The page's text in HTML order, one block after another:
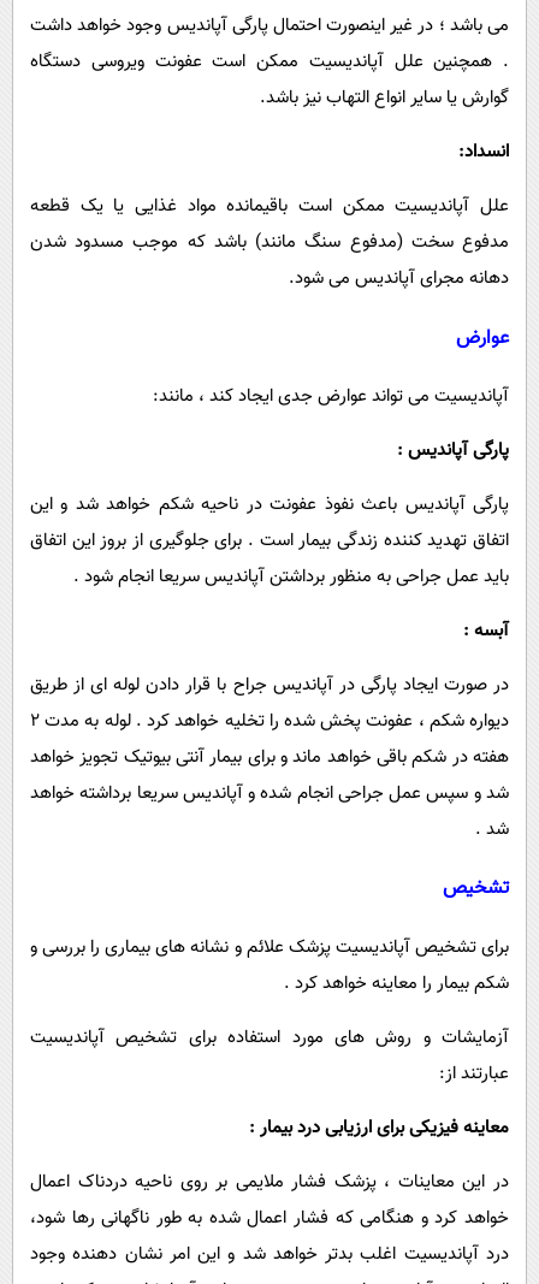
می ‎باشد ؛ در غیر اینصورت احتمال پارگی آپاندیس وجود خواهد داشت
. همچنین علل آپاندیسیت ممکن است عفونت ویروسی دستگاه
گوارش یا سایر انواع التهاب نیز باشد.
انسداد:
علل آپاندیسیت ممکن است باقیمانده مواد غذایی یا یک قطعه
مدفوع سخت (مدفوع سنگ مانند) باشد که موجب مسدود شدن
دهانه مجرای آپاندیس می شود.
عوارض
آپاندیسیت می‎ تواند عوارض جدی ایجاد کند ، مانند:
پارگی آپاندیس :
پارگی آپاندیس باعث نفوذ عفونت در ناحیه شکم خواهد شد و این
اتفاق تهدید کننده زندگی بیمار است . برای جلوگیری از بروز این اتفاق
باید عمل جراحی به منظور برداشتن آپاندیس سریعا انجام شود .
آبسه :
در صورت ایجاد پارگی در آپاندیس جراح با قرار دادن لوله ای از طریق
دیواره شکم ، عفونت پخش شده را تخلیه خواهد کرد . لوله به مدت 2
هفته در شکم باقی خواهد ماند و برای بیمار آنتی بیوتیک تجویز خواهد
شد و سپس عمل جراحی انجام شده و آپاندیس سریعا برداشته خواهد
شد .
تشخیص
برای تشخیص آپاندیسیت پزشک علائم و نشانه های بیماری را بررسی و
شکم بیمار را معاینه خواهد کرد .
آزمایشات و روش های مورد استفاده برای تشخیص آپاندیسیت
عبارتند از:
معاینه فیزیکی برای ارزیابی درد بیمار :
در این معاینات ، پزشک فشار ملایمی بر روی ناحیه دردناک اعمال
خواهد کرد و هنگامی که فشار اعمال شده به طور ناگهانی رها شود،
درد آپاندیسیت اغلب بدتر خواهد شد و این امر نشان دهنده وجود